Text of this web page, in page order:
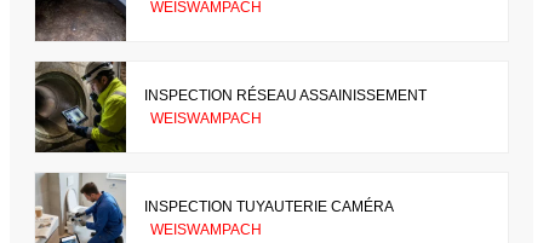
WEISWAMPACH
INSPECTION RÉSEAU ASSAINISSEMENT
WEISWAMPACH
INSPECTION TUYAUTERIE CAMÉRA
WEISWAMPACH